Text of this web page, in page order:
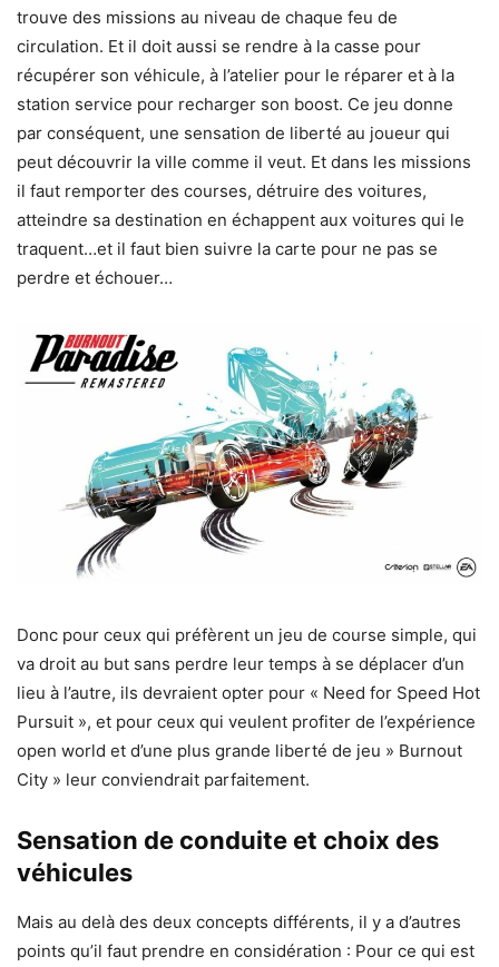
trouve des missions au niveau de chaque feu de
circulation. Et il doit aussi se rendre à la casse pour
récupérer son véhicule, à l’atelier pour le réparer et à la
station service pour recharger son boost. Ce jeu donne
par conséquent, une sensation de liberté au joueur qui
peut découvrir la ville comme il veut. Et dans les missions
il faut remporter des courses, détruire des voitures,
atteindre sa destination en échappent aux voitures qui le
traquent…et il faut bien suivre la carte pour ne pas se
perdre et échouer…
Donc pour ceux qui préfèrent un jeu de course simple, qui
va droit au but sans perdre leur temps à se déplacer d’un
lieu à l’autre, ils devraient opter pour « Need for Speed Hot
Pursuit », et pour ceux qui veulent profiter de l’expérience
open world et d’une plus grande liberté de jeu » Burnout
City » leur conviendrait parfaitement.
Sensation de conduite et choix des
véhicules
Mais au delà des deux concepts différents, il y a d’autres
points qu’il faut prendre en considération : Pour ce qui est